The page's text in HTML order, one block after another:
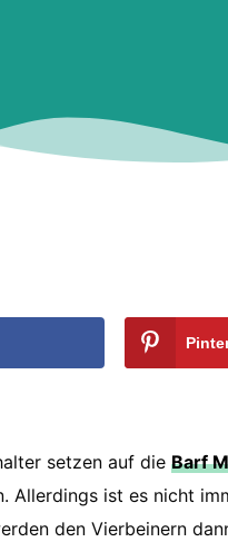
setzen auf die Barf
Allerdings ist es nicht
den Vierbeinern